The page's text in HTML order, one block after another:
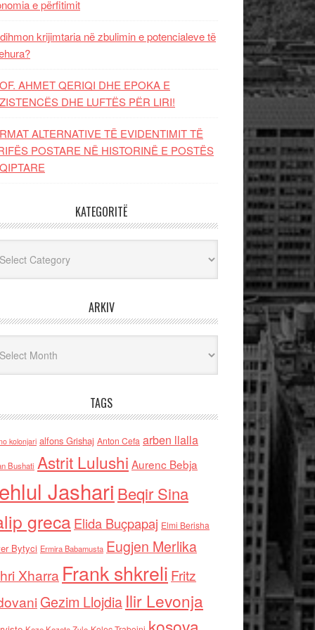
e përfitimit
krijimtaria në zbulimin e potencialeve të
AHMET QERIQI DHE EPOKA E
DHE LUFTЁS PЁR LIRI!
ALTERNATIVE TË EVIDENTIMIT TË
POSTARE NË HISTORINË E POSTËS
KATEGORITË
ARKIV
TAGS
kolonjari alfons Grishaj Anton Cefa arben llalla
Bushati Astrit Lulushi Aurenc Bebja
Jashari Beqir Sina
grecaElida Buçpapaj Elmi Berisha
Bytyci Ermira Babamusta Eugjen Merlika
Xharra Frank shkreli Fritz
Gezim Llojdia Ilir Levonja